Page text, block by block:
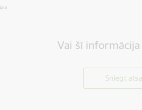
Vai šī
Sniegt